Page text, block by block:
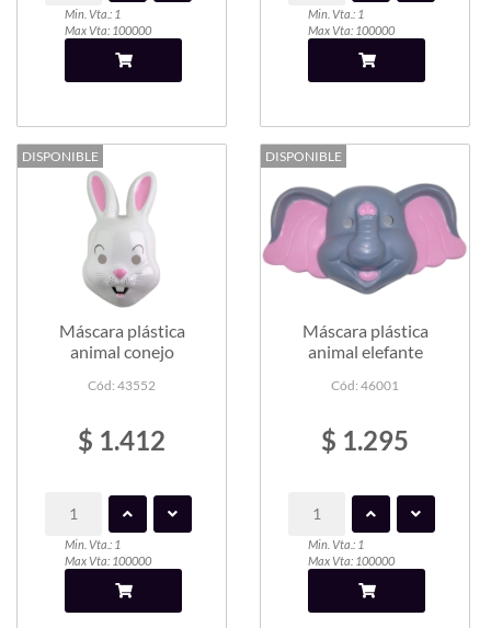
Min. Vta.: 1
Max Vta: 100000
Min. Vta.: 1
Max Vta: 100000
DISPONIBLE
Máscara plástica
animal conejo
Cód: 43552
$ 1.412
Min. Vta.: 1
Max Vta: 100000
DISPONIBLE
Máscara plástica
animal elefante
Cód: 46001
$ 1.295
Min. Vta.: 1
Max Vta: 100000